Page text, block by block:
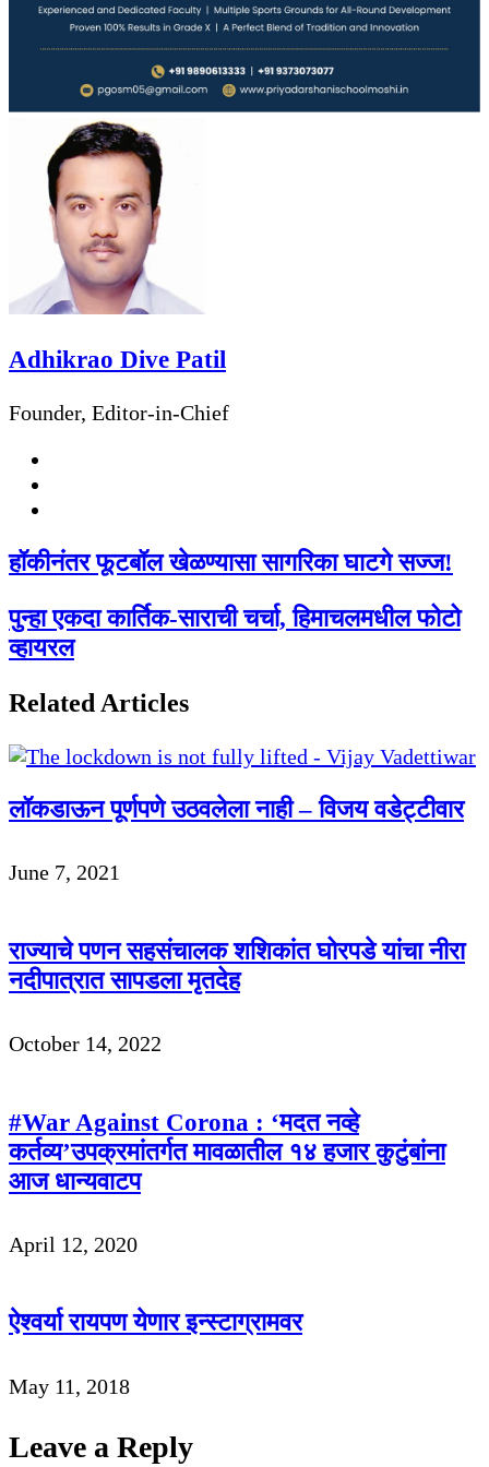
Adhikrao Dive Patil
Founder, Editor-in-Chief
हॉकीनंतर फूटबॉल खेळण्यासा सागरिका घाटगे सज्ज!
पुन्हा एकदा कार्तिक-साराची चर्चा, हिमाचलमधील फोटो
व्हायरल
Related Articles
लॉकडाऊन पूर्णपणे उठवलेला नाही – विजय वडेट्टीवार
June 7, 2021
राज्याचे पणन सहसंचालक शशिकांत घोरपडे यांचा नीरा
नदीपात्रात सापडला मृतदेह
October 14, 2022
#War Against Corona : ‘मदत नव्हे
कर्तव्य’उपक्रमांतर्गत मावळातील १४ हजार कुटुंबांना
आज धान्यवाटप
April 12, 2020
ऐश्‍वर्या रायपण येणार इन्स्टाग्रामवर
May 11, 2018
Leave a Reply